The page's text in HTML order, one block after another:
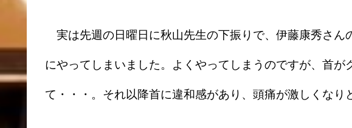
実は先週の日曜日に秋山先生の下振りで、伊藤康秀さん
にやってしまいました。よくやってしまうのですが、首が
て・・・。それ以降首に違和感があり、頭痛が激しくなり